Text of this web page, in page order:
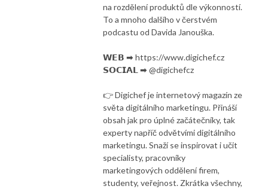
na rozdělení produktů dle výkonností.
To a mnoho dalšího v čerstvém
podcastu od Davida Janouška.
𝗪𝗘𝗕 ➡ https://www.digichef.cz
𝗦𝗢𝗖𝗜𝗔𝗟 ➡ @digichefcz
👉 Digichef je internetový magazín ze
světa digitálního marketingu. Přináší
obsah jak pro úplné začátečníky, tak
experty napříč odvětvími digitálního
marketingu. Snaží se inspirovat i učit
specialisty, pracovníky
marketingových oddělení firem,
studenty, veřejnost. Zkrátka všechny,